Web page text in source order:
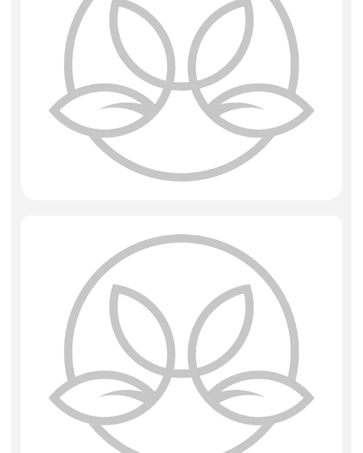
Искусственные цветы и растения
Декоративные вазы, кашпо
Игрушки мягкие